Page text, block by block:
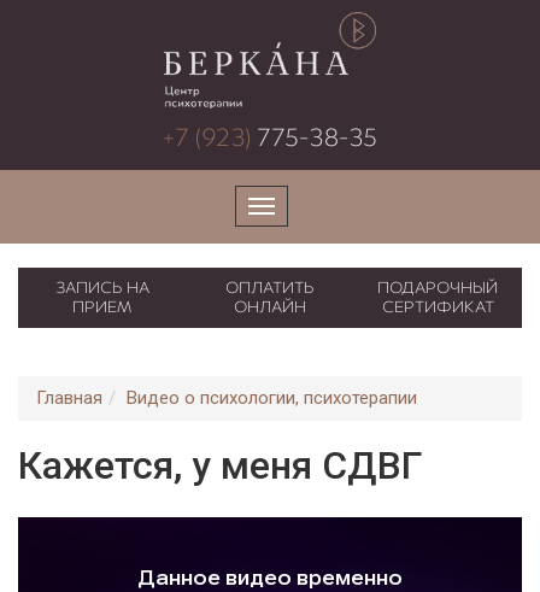
+7 (923) 775-38-35
Главная Видео о психологии, психотерапии
Кажется, у меня СДВГ
ЗАПИСЬ НА
ПРИЕМ
ОПЛАТИТЬ
ОНЛАЙН
ПОДАРОЧНЫЙ
СЕРТИФИКАТ